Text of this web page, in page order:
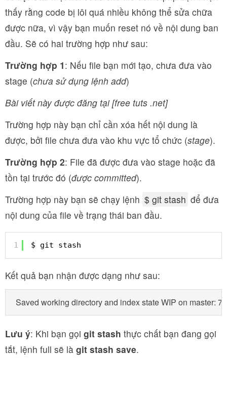
thấy rằng code bị lôi quá nhiều không thể sửa chữa
được nữa, vì vậy bạn muốn reset nó về nội dung ban
đầu. Sẽ có hai trường hợp như sau:
Trường hợp 1: Nếu file bạn mới tạo, chưa đưa vào
stage (chưa sử dụng lệnh add)
Bài viết này được đăng tại [free tuts .net]
Trường hợp này bạn chỉ cần xóa hết nội dung là
được, bởi file chưa đưa vào khu vực tổ chức (stage).
Trường hợp 2: File đã được đưa vào stage hoặc đã
tồn tại trước đó (được committed).
Trường hợp này bạn sẽ chạy lệnh $ git stash để đưa
nội dung của file về trạng thái ban đầu.
1 $ git stash
Kết quả bạn nhận được dạng như sau:
Saved working directory and index state WIP on master:
Lưu ý: Khi bạn gọi git stash thực chất bạn đang gọi
tắt, lệnh full sẽ là git stash save.